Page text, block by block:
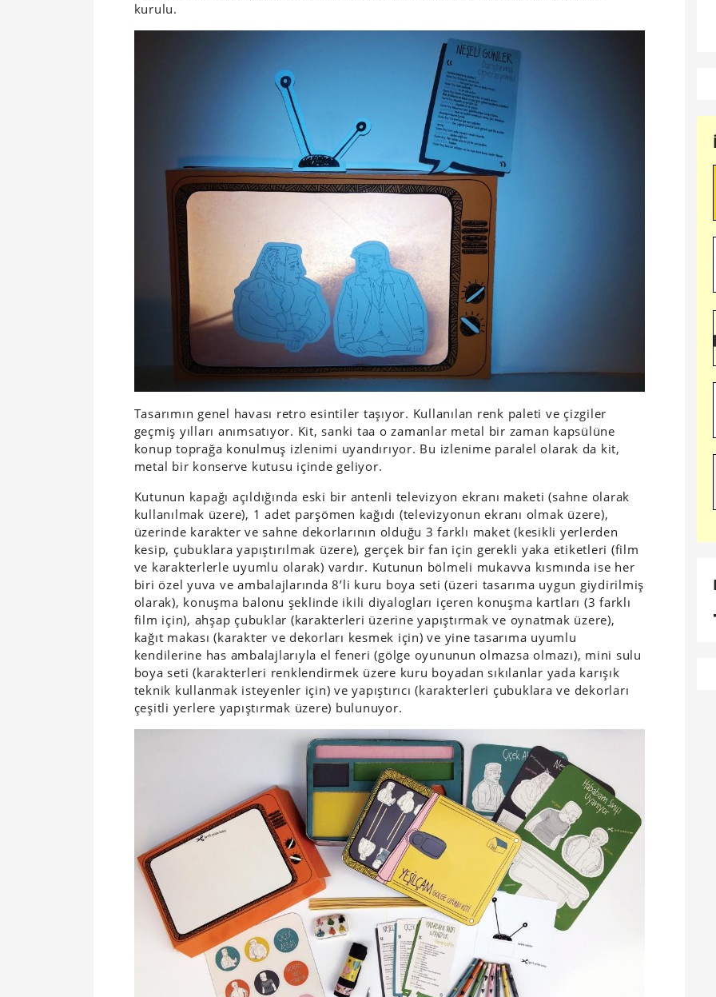
kurulu.
Tasarımın genel havası retro esintiler taşıyor. Kullanılan renk paleti ve çizgiler
geçmiş yılları anımsatıyor. Kit, sanki taa o zamanlar metal bir zaman kapsülüne
konup toprağa konulmuş izlenimi uyandırıyor. Bu izlenime paralel olarak da kit,
metal bir konserve kutusu içinde geliyor.
Kutunun kapağı açıldığında eski bir antenli televizyon ekranı maketi (sahne olarak
kullanılmak üzere), 1 adet parşömen kağıdı (televizyonun ekranı olmak üzere),
üzerinde karakter ve sahne dekorlarının olduğu 3 farklı maket (kesikli yerlerden
kesip, çubuklara yapıştırılmak üzere), gerçek bir fan için gerekli yaka etiketleri (film
ve karakterlerle uyumlu olarak) vardır. Kutunun bölmeli mukavva kısmında ise her
biri özel yuva ve ambalajlarında 8’li kuru boya seti (üzeri tasarıma uygun giydirilmiş
olarak), konuşma balonu şeklinde ikili diyalogları içeren konuşma kartları (3 farklı
film için), ahşap çubuklar (karakterleri üzerine yapıştırmak ve oynatmak üzere),
kağıt makası (karakter ve dekorları kesmek için) ve yine tasarıma uyumlu
kendilerine has ambalajlarıyla el feneri (gölge oyununun olmazsa olmazı), mini sulu
boya seti (karakterleri renklendirmek üzere kuru boyadan sıkılanlar yada karışık
teknik kullanmak isteyenler için) ve yapıştırıcı (karakterleri çubuklara ve dekorları
çeşitli yerlere yapıştırmak üzere) bulunuyor.